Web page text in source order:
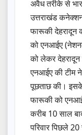
अवैध तरीके से
उत्तराखंड
फारूकी देहरादून
को एनआईए
को लेकर देहरादून
एनआईए की टीम
पूछताछ की। इसके
फारूकी को
करीब 10 साल
परिवार पिछले